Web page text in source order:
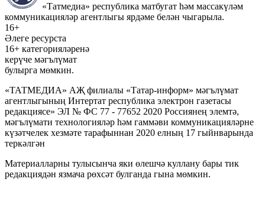
«Татмедиа» республика матбугат һәм массакүләм
коммуникацияләр агентлыгы ярдәме белән чыгарыла.
16+
Әлеге ресурста
16+ категорияләренә
керүче мәгълүмат
булырга мөмкин.
«ТАТМЕДИА» АҖ филиалы «Татар-информ» мәгълүмат
агентлыгының Интертат республика электрон газетасы
редакциясе» ЭЛ № ФС 77 - 77652 2020 Россиянең элемтә,
мәгълүмати технологияләр һәм гаммәви коммуникацияләрне
күзәтчелек хезмәте тарафыннан 2020 елның 17 гыйнварында
теркәлгән
Материалларны тулысынча яки өлешчә куллану бары тик
редакциядән язмача рөхсәт булганда гына мөмкин.